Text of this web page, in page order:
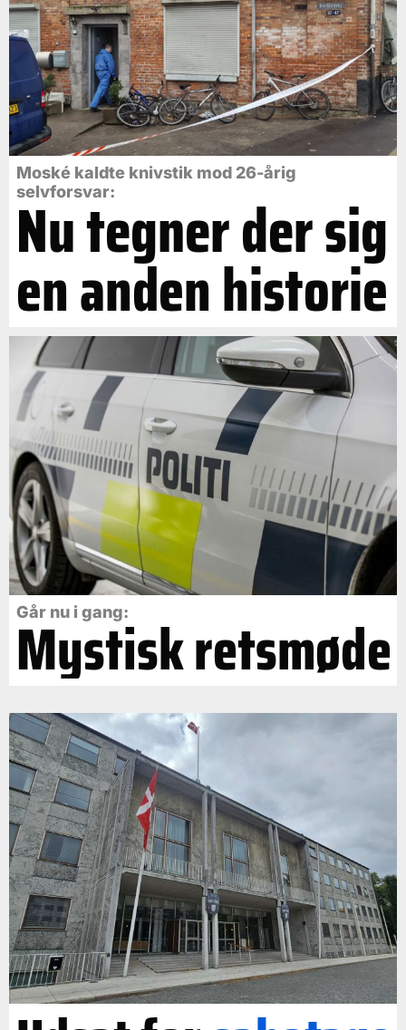
Moské kaldte knivstik mod 26-årig
selvforsvar:
Nu tegner der sig
en anden historie
Går nu i gang:
Mystisk retsmøde